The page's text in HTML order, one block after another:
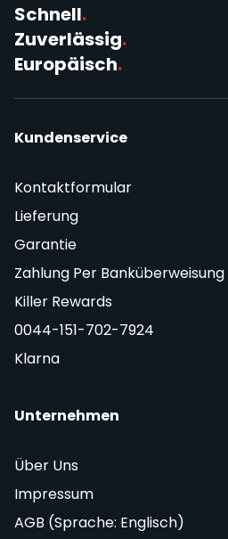
Schnell.
Zuverlässig.
Europäisch.
Kundenservice
Kontaktformular
Lieferung
Garantie
Zahlung Per Banküberweisung
Killer Rewards
0044-151-702-7924
Klarna
Unternehmen
Über Uns
Impressum
AGB (Sprache: Englisch)